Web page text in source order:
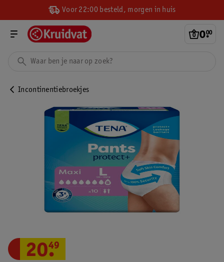
Voor 22:00 besteld, morgen in huis
0.
00
Incontinentiebroekjes
20.
49